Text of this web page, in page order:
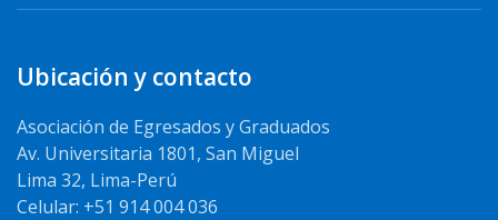
Ubicación y contacto
Asociación de Egresados y Graduados
Av. Universitaria 1801, San Miguel
Lima 32, Lima-Perú
Celular: +51 914 004 036